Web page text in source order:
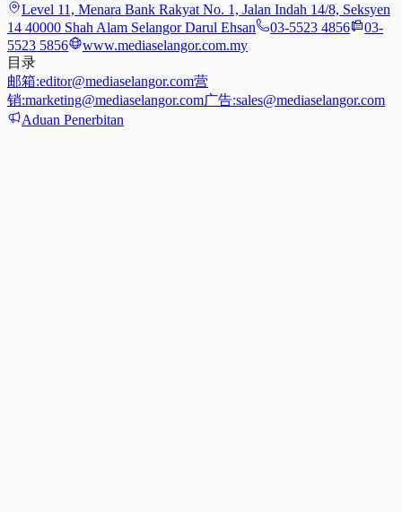
Level 11, Menara Bank Rakyat No. 1, Jalan Indah 14/8, Seksyen
14 40000 Shah Alam Selangor Darul Ehsan
03-5523 4856
03-
5523 5856
www.mediaselangor.com.my
目录
邮箱:editor@mediaselangor.com营
销:marketing@mediaselangor.com广告:sales@mediaselangor.com
Aduan Penerbitan